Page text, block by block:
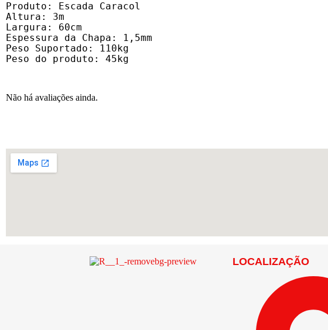
Produto: Escada Caracol
Altura: 3m
Largura: 60cm
Espessura da Chapa: 1,5mm
Peso Suportado: 110kg
Peso do produto: 45kg
Não há avaliações ainda.
LOCALIZAÇÃO